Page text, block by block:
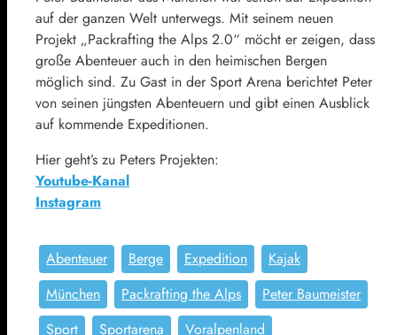
auf der ganzen Welt unterwegs. Mit seinem neuen
Projekt „Packrafting the Alps 2.0“ möcht er zeigen, dass
große Abenteuer auch in den heimischen Bergen
möglich sind. Zu Gast in der Sport Arena berichtet Peter
von seinen jüngsten Abenteuern und gibt einen Ausblick
auf kommende Expeditionen.
Hier geht’s zu Peters Projekten:
Youtube-Kanal
Instagram
Abenteuer Berge Expedition
Kajak
München
Packrafting the Alps
Peter Baumeister
Sport
Sportarena Voralpenland